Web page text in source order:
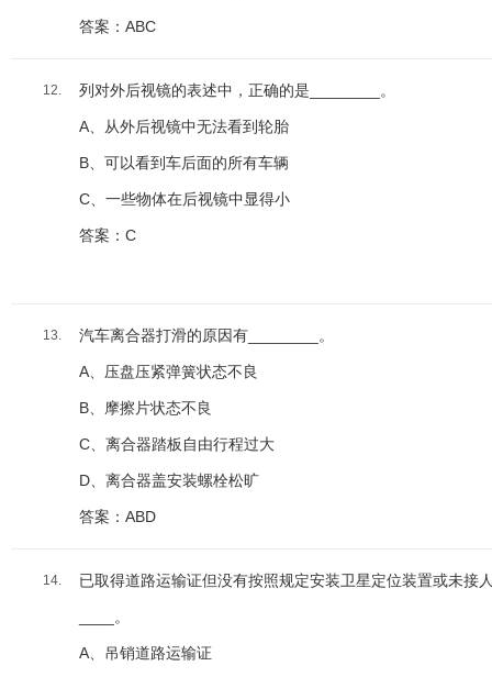
答案：ABC
12. 列对外后视镜的表述中，正确的是________。
A、从外后视镜中无法看到轮胎
B、可以看到车后面的所有车辆
C、一些物体在后视镜中显得小
答案：C
13. 汽车离合器打滑的原因有________。
A、压盘压紧弹簧状态不良
B、摩擦片状态不良
C、离合器踏板自由行程过大
D、离合器盖安装螺栓松旷
答案：ABD
14. 已取得道路运输证但没有按照规定安装卫星定位装置或未接
____。
A、吊销道路运输证